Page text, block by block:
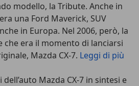
modello, la Tribute. Anche in
una Ford Maverick, SUV
in Europa. Nel 2006, però, la
che era il momento di lanciarsi
Mazda CX-7. Leggi di più
Mazda CX-7 in sintesi e